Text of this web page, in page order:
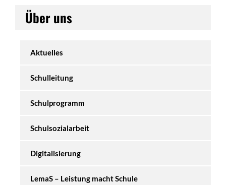
Über uns
Aktuelles
Schulleitung
Schulprogramm
Schulsozialarbeit
Digitalisierung
LemaS – Leistung macht Schule